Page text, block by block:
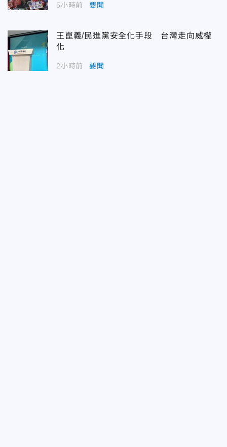
5小時前 要聞
王崑義/民進黨安全化手段 台灣走向威權
化
2小時前 要聞